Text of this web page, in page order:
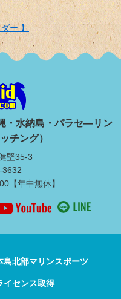
ー 】
・水納島・パラセ―リン
チング）
堅35-3
3632
【年中無休】
島北部マリンスポーツ
イセンス取得